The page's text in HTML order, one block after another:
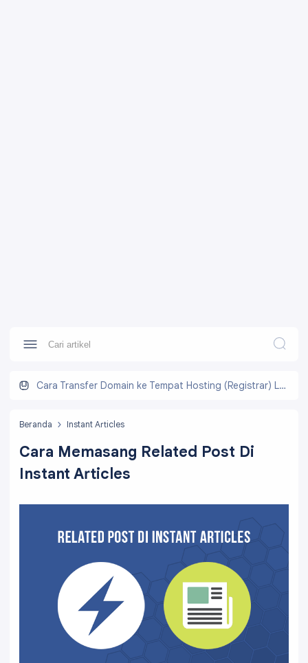
Cara Transfer Domain ke Tempat Hosting (Registrar) Lain
Beranda Instant Articles
Cara Memasang Related Post Di
Instant Articles